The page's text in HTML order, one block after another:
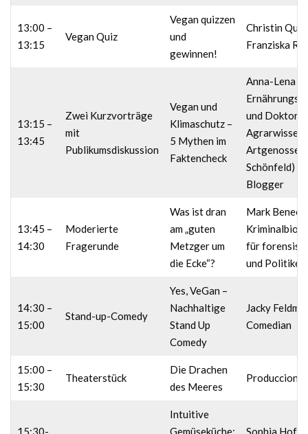
13:00 –
13:15
Vegan Quiz
Vegan quizzen
und
gewinnen!
Christin
Franziska
13:15 –
13:45
Zwei Kurzvorträge
mit
Publikumsdiskussion
Vegan und
Klimaschutz –
5 Mythen im
Faktencheck
Anna-Lena
und
Artgenosse
Schönfeld) –
Blogger
13:45 –
14:30
Moderierte
Fragerunde
Was ist dran
am „guten
Metzger um
die Ecke“?
Mark
für
und Politiker
14:30 –
15:00
Stand-up-Comedy
Yes, VeGan –
Nachhaltige
Stand Up
Comedy
Jacky
Comedian
15:00 –
15:30
Theaterstück
Die Drachen
des Meeres
15:30-
Intuitive
Gemüseküche:
Sophia